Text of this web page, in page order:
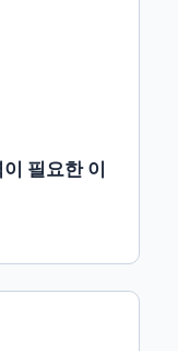
필요한 이